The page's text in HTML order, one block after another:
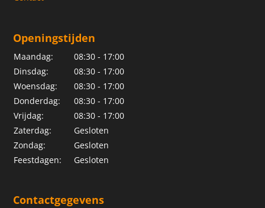
Openingstijden
Maandag:
08:30 - 17:00
Dinsdag:
08:30 - 17:00
Woensdag:
08:30 - 17:00
Donderdag:
08:30 - 17:00
Vrijdag:
08:30 - 17:00
Zaterdag:
Gesloten
Zondag:
Gesloten
Feestdagen:
Gesloten
Contactgegevens